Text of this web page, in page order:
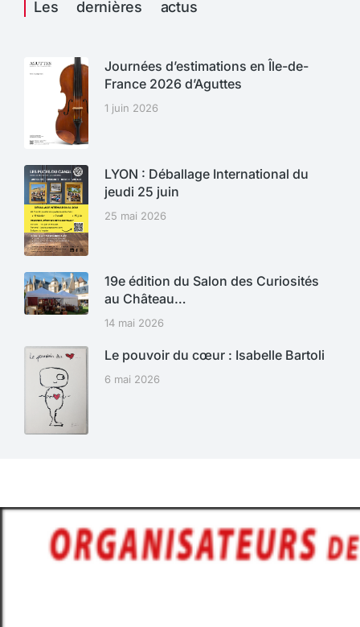
Les dernières actus
Journées d’estimations en Île-de-
France 2026 d’Aguttes
1 juin 2026
LYON : Déballage International du
jeudi 25 juin
25 mai 2026
19e édition du Salon des Curiosités
au Château…
14 mai 2026
Le pouvoir du cœur : Isabelle Bartoli
6 mai 2026